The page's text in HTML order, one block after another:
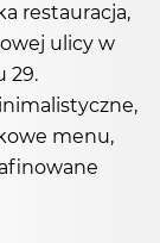
restauracja,
ulicy w
29.
menu,